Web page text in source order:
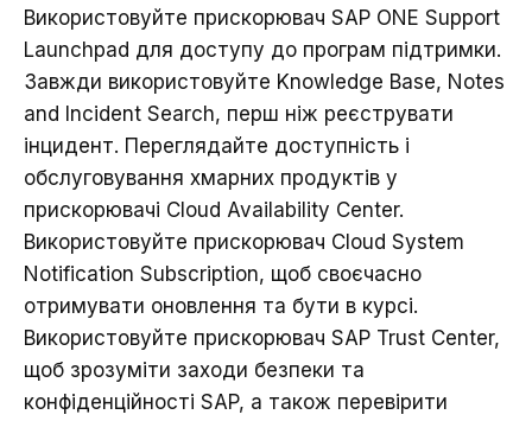
Використовуйте прискорювач SAP ONE Support
Launchpad для доступу до програм підтримки.
Завжди використовуйте Knowledge Base, Notes
and Incident Search, перш ніж реєструвати
інцидент. Переглядайте доступність і
обслуговування хмарних продуктів у
прискорювачі Cloud Availability Center.
Використовуйте прискорювач Cloud System
Notification Subscription, щоб своєчасно
отримувати оновлення та бути в курсі.
Використовуйте прискорювач SAP Trust Center,
щоб зрозуміти заходи безпеки та
конфіденційності SAP, а також перевірити